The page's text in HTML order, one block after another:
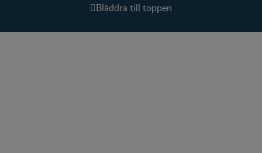
Bläddra till toppen